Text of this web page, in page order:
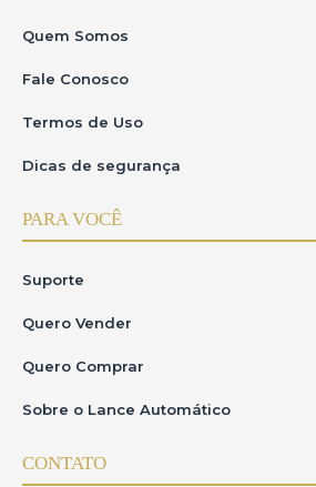
Quem Somos
Fale Conosco
Termos de Uso
Dicas de segurança
PARA VOCÊ
Suporte
Quero Vender
Quero Comprar
Sobre o Lance Automático
CONTATO